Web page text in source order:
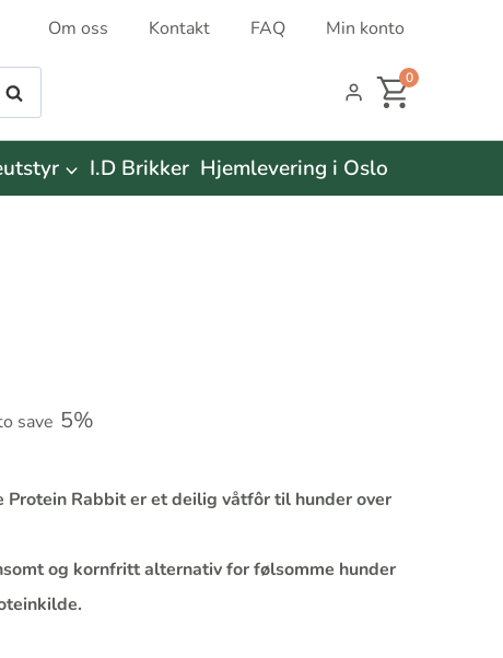
Om oss Kontakt FAQ Min konto
Søk
0
I.D Brikker Hjemlevering i Oslo
save 5%
Protein Rabbit er et deilig våtfôr til hunder over
og kornfritt alternativ for følsomme hunder